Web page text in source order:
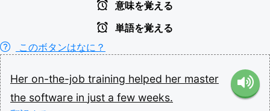
意味を覚える
単語を覚える
このボタンはなに？
Her on-the-job training helped her master
the software in just a few weeks.